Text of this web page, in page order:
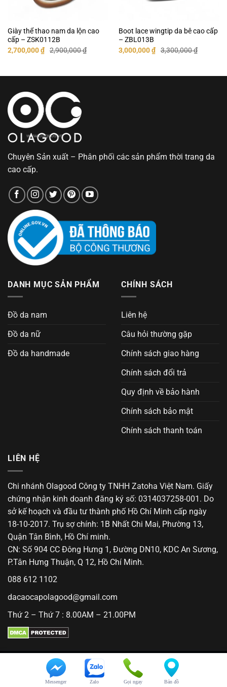
Giày thể thao nam da lộn cao
cấp – ZSK0112B
2,900,000₫
Giá
gốc
2,700,000₫Giá
hiện
2,700,000 ₫.
Boot lace wingtip da bê cao cấp
– ZBL013B
3,300,000₫
Giá
gốc
3,000,000₫Giá
hiện
3,000,000 ₫.
Chuyên Sản xuất – Phân phối các sản phẩm thời trang da
cao cấp.
DANH MỤC SẢN PHẨM
Đồ da nam
Đồ da nữ
Đồ da handmade
CHÍNH SÁCH
Liên hệ
Câu hỏi thường gặp
Chính sách giao hàng
Chính sách đổi trả
Quy định về bảo hành
Chính sách bảo mật
Chính sách thanh toán
LIÊN HỆ
Chi nhánh Olagood Công ty TNHH Zatoha Việt Nam. Giấy
chứng nhận kinh doanh đăng ký số: 0314037258-001. Do
sở kế hoạch và đầu tư thành phố Hồ Chí Minh cấp ngày
18-10-2017. Trụ sợ chính: 1B Nhất Chi Mai, Phường 13,
Quận Tân Bình, Hồ Chí minh.
CN: Số 904 CC Đông Hưng 1, Đường DN10, KDC An Sương,
P.Tân Hưng Thuận, Q 12, Hồ Chí Minh.
088 612 1102
dacaocapolagood@gmail.com
Thứ 2 – Thứ 7 : 8.00AM – 21.00PM
© 2018 Olagood. All Rights Reserved.
Bản đồ
Gọi ngay
Zalo
Messenger